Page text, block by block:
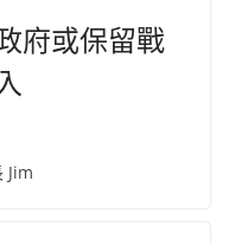
府或保留戰
Jim